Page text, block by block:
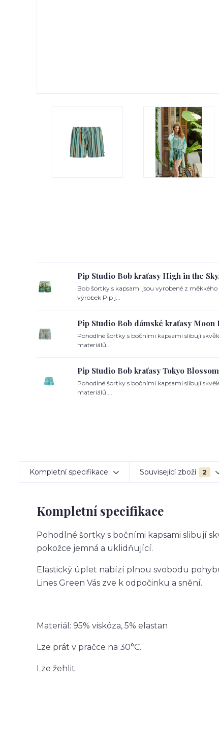
Pip Studio Bob kraťasy High in the
Bob šortky s kapsami jsou vyrobené z
výrobek Pip j...
Pip Studio Bob dámské kraťasy
Pohodlné šortky s bočními kapsami slibují
materiálů...
Pip Studio Bob kraťasy Tokyo
Pohodlné šortky s bočními kapsami slibují
materiálů ...
Kompletní specifikace Související zboží 2
Kompletní specifikace
Pohodlné šortky s bočními kapsami slibují
pokožce jemná a uklidňující.
Elastický úplet nabízí plnou svobodu
Lines Green Vás zve k odpočinku a snění.
Materiál: 95% viskóza, 5% elastan
Lze prát v pračce na 30°C.
Lze žehlit.